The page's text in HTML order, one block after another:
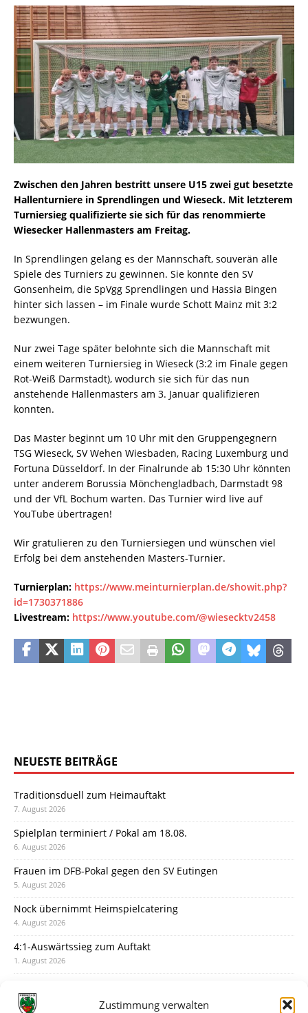
Zustimmung verwalten
Zwischen den Jahren bestritt unsere U15 zwei gut besetzte
Hallenturniere in Sprendlingen und Wieseck. Mit letzterem
Turniersieg qualifizierte sie sich für das renommierte
Wiesecker Hallenmasters am Freitag.
In Sprendlingen gelang es der Mannschaft, souverän alle
Spiele des Turniers zu gewinnen. Sie konnte den SV
Gonsenheim, die SpVgg Sprendlingen und Hassia Bingen
hinter sich lassen – im Finale wurde Schott Mainz mit 3:2
bezwungen.
Nur zwei Tage später belohnte sich die Mannschaft mit
einem weiteren Turniersieg in Wieseck (3:2 im Finale gegen
Rot-Weiß Darmstadt), wodurch sie sich für das nun
anstehende Hallenmasters am 3. Januar qualifizieren
konnten.
Das Master beginnt um 10 Uhr mit den Gruppengegnern
TSG Wieseck, SV Wehen Wiesbaden, Racing Luxemburg und
Fortuna Düsseldorf. In der Finalrunde ab 15:30 Uhr könnten
unter anderem Borussia Mönchengladbach, Darmstadt 98
und der VfL Bochum warten. Das Turnier wird live auf
YouTube übertragen!
Wir gratulieren zu den Turniersiegen und wünschen viel
Erfolg bei dem anstehenden Masters-Turnier.
Turnierplan: https://www.meinturnierplan.de/showit.php?
id=1730371886
Livestream: https://www.youtube.com/@wiesecktv2458
NEUESTE BEITRÄGE
Traditionsduell zum Heimauftakt
7. August 2026
Spielplan terminiert / Pokal am 18.08.
6. August 2026
Frauen im DFB-Pokal gegen den SV Eutingen
5. August 2026
Nock übernimmt Heimspielcatering
4. August 2026
4:1-Auswärtssieg zum Auftakt
1. August 2026
31. Juli 2026